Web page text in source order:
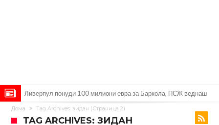
Јувентус се насочил кон напаѓач на Манчестер Јунајтед
Модриќ откри што го натерало да остане во Милан
Дома Tag Archives: зидан (Страница 2)
TAG ARCHIVES: ЗИДАН